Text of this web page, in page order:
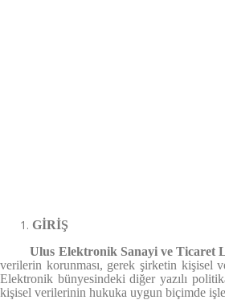
GİRİŞ
Ulus Elektronik Sanayi ve Ticaret
verilerin korunması, gerek şirketin kişisel
Elektronik bünyesindeki diğer yazılı
kişisel verilerinin hukuka uygun biçimde